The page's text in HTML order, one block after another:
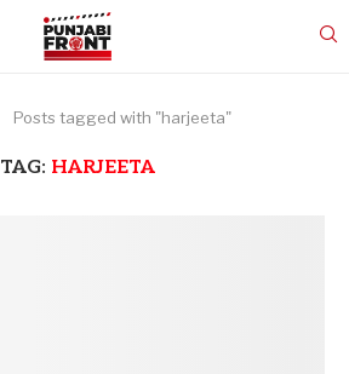
Posts tagged with "harjeeta"
TAG: HARJEETA